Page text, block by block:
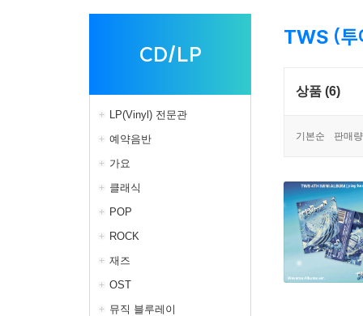
CD/LP
LP(Vinyl) 전문관
예약음반
가요
클래식
POP
ROCK
재즈
OST
뮤직 블루레이
TWS (
상품 (6)
기본순 판매